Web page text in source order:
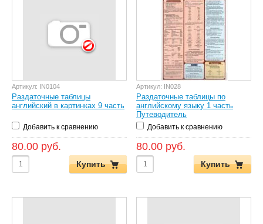
Артикул: IN0104
Раздаточные таблицы
английский в картинках 9 часть
Добавить к сравнению
80.00 руб.
Купить
Артикул: IN028
Раздаточные таблицы по
английскому языку 1 часть
Путеводитель
Добавить к сравнению
80.00 руб.
Купить